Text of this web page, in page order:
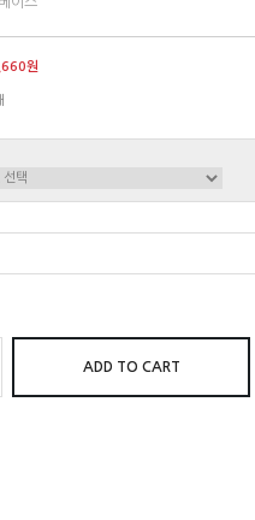
ORDER
원
ADD TO CART